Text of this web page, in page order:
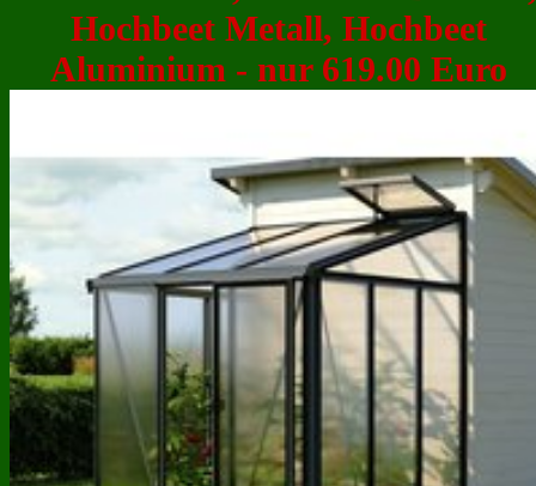
Hochbeet Metall, Hochbeet
Aluminium - nur 619.00 Euro